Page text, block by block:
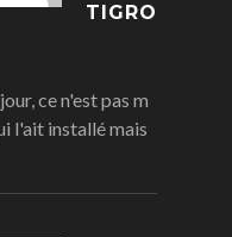
TIGRO
ce n'est pas m
l'ait installé mais